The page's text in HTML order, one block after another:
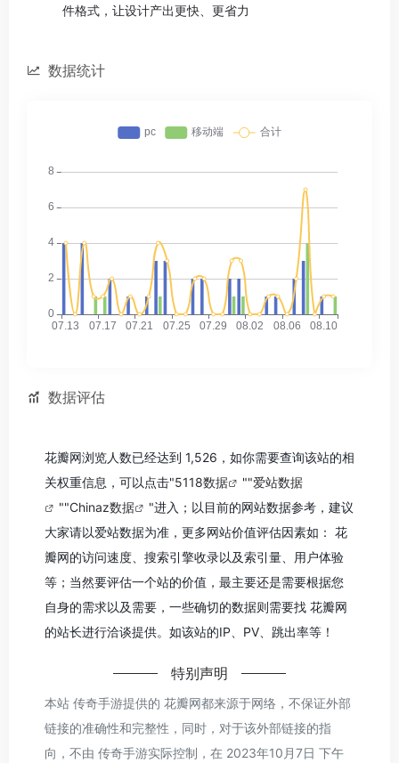
件格式，让设计产出更快、更省力
数据统计
数据评估
花瓣网浏览人数已经达到 1,526，如你需要查询该站的相
关权重信息，可以点击"5118数据 ""爱站数据
""Chinaz数据
"进入；以目前的网站数据参考，建议
大家请以爱站数据为准，更多网站价值评估因素如： 花
瓣网的访问速度、搜索引擎收录以及索引量、用户体验
等；当然要评估一个站的价值，最主要还是需要根据您
自身的需求以及需要，一些确切的数据则需要找 花瓣网
的站长进行洽谈提供。如该站的IP、PV、跳出率等！
特别声明
本站 传奇手游提供的 花瓣网都来源于网络，不保证外部
链接的准确性和完整性，同时，对于该外部链接的指
向，不由 传奇手游实际控制，在 2023年10月7日 下午